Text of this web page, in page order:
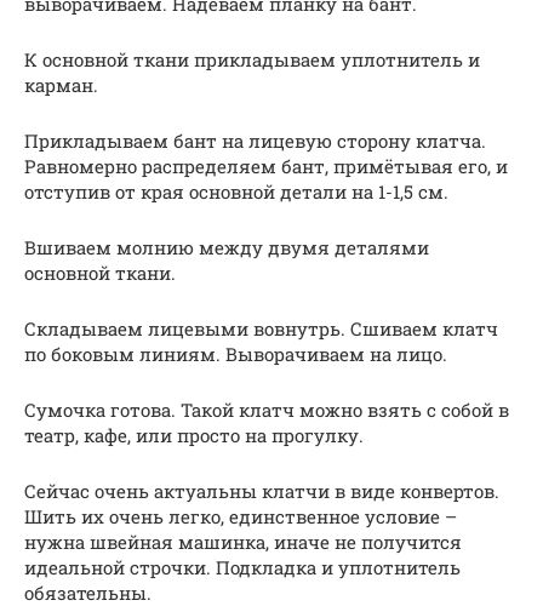
К основной ткани прикладываем уплотнитель и
карман.
Прикладываем бант на лицевую сторону клатча.
Равномерно распределяем бант, примётывая его, и
отступив от края основной детали на 1-1,5 см.
Вшиваем молнию между двумя деталями
основной ткани.
Складываем лицевыми вовнутрь. Сшиваем клатч
по боковым линиям. Выворачиваем на лицо.
Сумочка готова. Такой клатч можно взять с собой в
театр, кафе, или просто на прогулку.
Сейчас очень актуальны клатчи в виде конвертов.
Шить их очень легко, единственное условие –
нужна швейная машинка, иначе не получится
идеальной строчки. Подкладка и уплотнитель
обязательны.